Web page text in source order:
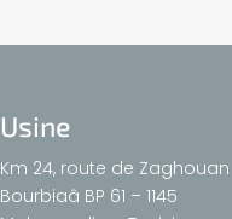
Usine
Km 24, route de Zaghouan
Bourbiaâ BP 61 – 1145